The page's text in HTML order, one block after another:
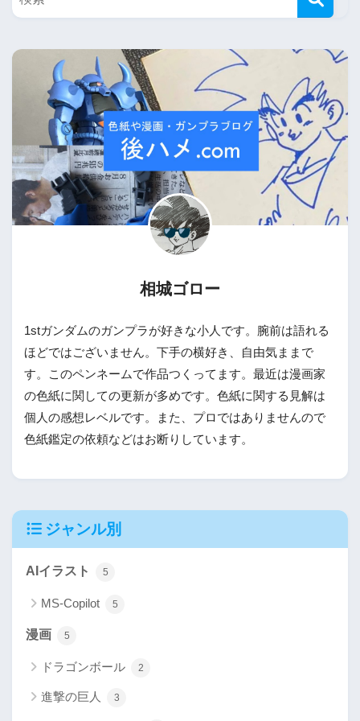
相城ゴロー
1stガンダムのガンプラが好きな小人です。腕前は語れる
ほどではございません。下手の横好き、自由気ままで
す。このペンネームで作品つくってます。最近は漫画家
の色紙に関しての更新が多めです。色紙に関する見解は
個人の感想レベルです。また、プロではありませんので
色紙鑑定の依頼などはお断りしています。
ジャンル別
AIイラスト 5
MS-Copilot 5
漫画 5
ドラゴンボール 2
進撃の巨人 3